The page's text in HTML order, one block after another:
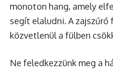
monoton hang, amely
segít elaludni. A
közvetlenül a fülben
Ne feledkezzünk meg a